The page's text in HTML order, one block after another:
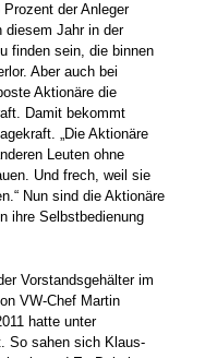
der Anleger
diesem Jahr in der
finden sein, die binnen
Aber auch bei
Aktionäre die
Damit bekommt
„Die Aktionäre
Leuten ohne
Und frech, weil sie
Nun sind die Aktionäre
ihre Selbstbedienung
Vorstandsgehälter im
VW-Chef Martin
hatte unter
So sahen sich Klaus-